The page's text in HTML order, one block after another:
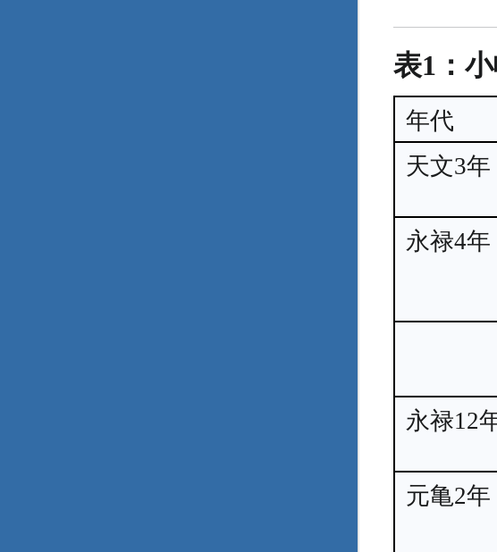
表1：
年代
天文3年
永禄4年
永禄12
元亀2年